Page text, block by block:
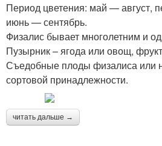
Период цветения: май — август,
июнь — сентябрь.
Физалис бывает многолетним и
Пузырник – ягода или овощ,
Съедобные плоды физалиса или
сортовой принадлежности.
читать дальше →